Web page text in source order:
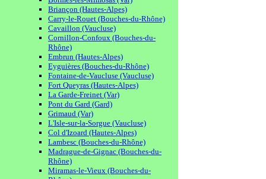
Briançon (Hautes-Alpes)
Carry-le-Rouet (Bouches-du-Rhône)
Cavaillon (Vaucluse)
Cornillon-Confoux (Bouches-du-
Rhône)
Embrun (Hautes-Alpes)
Eyguières (Bouches-du-Rhône)
Fontaine-de-Vaucluse (Vaucluse)
Fort Queyras (Hautes-Alpes)
La Garde-Freinet (Var)
Pont du Gard (Gard)
Grimaud (Var)
L'Isle-sur-la-Sorgue (Vaucluse)
Col d'Izoard (Hautes-Alpes)
Lambesc (Bouches-du-Rhône)
Madrague-de-Gignac (Bouches-du-
Rhône)
Miramas-le-Vieux (Bouches-du-